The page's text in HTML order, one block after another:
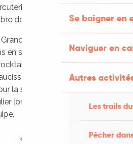
Se baigner en
Naviguer en
Autres
Les trails
Pêcher
ou de fromage locaux.
de 17h à 21h.
Palais, le
en soirée ! A la carte : un large
et une petite offre de
planches à partager…
la spacieuse terrasse et pour
lors des soirées organisées